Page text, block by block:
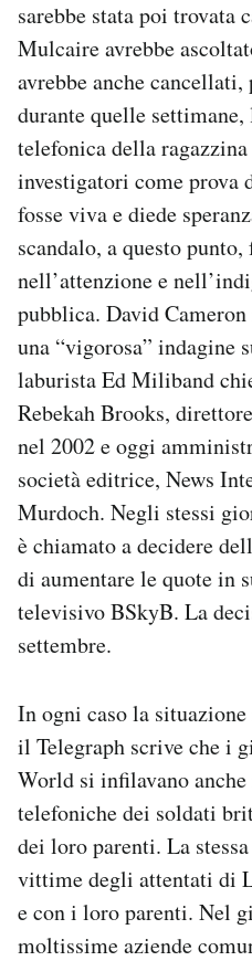
sarebbe stata poi trovata
Mulcaire avrebbe
avrebbe anche
durante quelle
telefonica della
investigatori come prova
fosse viva e diede
scandalo, a questo
nell’attenzione e
pubblica. David
una “vigorosa” indagine
laburista Ed Miliband
Rebekah Brooks,
nel 2002 e oggi
società editrice, News
Murdoch. Negli stessi
è chiamato a decidere
di aumentare le quote in
televisivo BSkyB. La
settembre.
In ogni caso la
il Telegraph scrive che i
World si infilavano
telefoniche dei soldati
dei loro parenti. La
vittime degli attentati di
e con i loro parenti. Nel
moltissime aziende